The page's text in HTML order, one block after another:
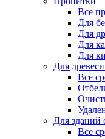
Все
Для
Для
Для
Для
Для
Все
Для зданий
Все